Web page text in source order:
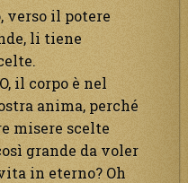
verso il potere
li tiene
il corpo è nel
anima, perché
misere scelte
grande da voler
in eterno? Oh